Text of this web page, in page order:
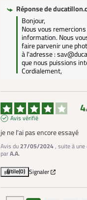
Réponse de
Bonjour,
Nous vous
information. Nous
faire parvenir une
à l'adresse :
que nous puissions
Cordialement,
4
Avis vérifié
je ne l'ai pas encore essayé
Avis du27/05/2024, suite à
parA.A.
Utile(0) Signaler